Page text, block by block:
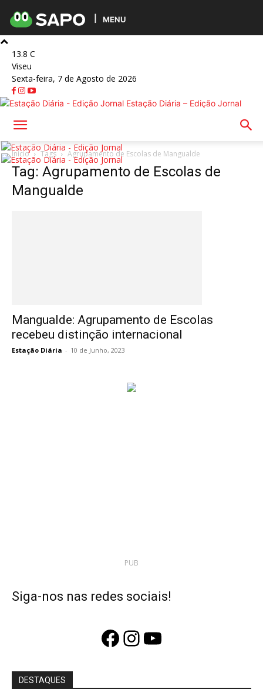
MENU
13.8 C
Viseu
Sexta-feira, 7 de Agosto de 2026
Estação Diária – Edição Jornal
Início Tags Agrupamento de Escolas de Mangualde
Tag: Agrupamento de Escolas de
Mangualde
Mangualde: Agrupamento de Escolas
recebeu distinção internacional
Estação Diária - 10 de Junho, 2023
PUB
Siga-nos nas redes sociais!
Facebook
Instagram
YouTube
DESTAQUES